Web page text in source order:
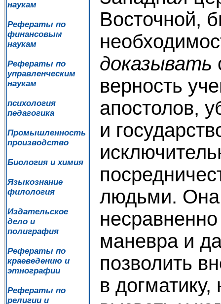
наукам
Рефераты по
финансовым
наукам
Рефераты по
управленческим
наукам
психология
педагогика
Промышленность
производство
Биология и химия
Языкознание
филология
Издательское
дело и
полиграфия
Рефераты по
краеведению и
этнографии
Рефераты по
религии и
Восточной,
доказывать
верность
апостолов,
и
людьми.
маневра и
позволить
в